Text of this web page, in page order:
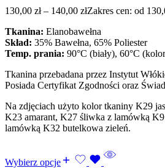
130,00 zł – 140,00 złZakres cen: od
Tkanina: Elanobawełna
Skład: 35% Bawełna, 65% Poliester
Temp. prania: 90°C (biały), 60°C
Tkanina przebadana przez Instytut
Posiada Certyfikat Zgodności oraz
Na zdjęciach użyto kolor tkaniny K29
K23 amarant, K27 śliwka z lamówką
lamówką K32 butelkowa zieleń.
Wybierz opcje